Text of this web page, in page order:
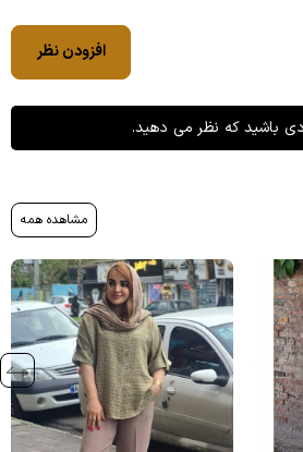
افزودن نظر
باشید که نظر می دهید.
مشاهده همه